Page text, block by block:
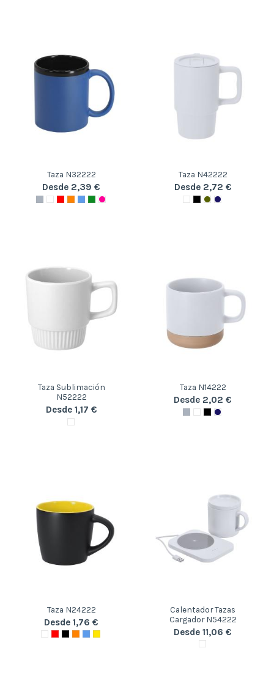
Taza N32222
Desde 2,39 €
Taza N42222
Desde 2,72 €
Taza Sublimación
N52222
Desde 1,17 €
Taza N14222
Desde 2,02 €
Taza N24222
Desde 1,76 €
Calentador Tazas
Cargador N54222
Desde 11,06 €